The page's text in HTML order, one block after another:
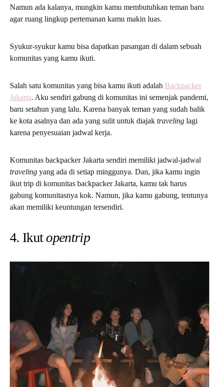
Namun ada kalanya, mungkin kamu membutuhkan teman baru
agar ruang lingkup pertemanan kamu makin luas.
Syukur-syukur kamu bisa dapatkan pasangan di dalam sebuah
komunitas yang kamu ikuti.
Salah satu komunitas yang bisa kamu ikuti adalah Backpacker
Jakarta. Aku sendiri gabung di komunitas ini semenjak pandemi,
baru setahun yang lalu. Karena banyak teman yang sudah balik
ke kota asalnya dan ada yang sulit untuk diajak traveling lagi
karena penyesuaian jadwal kerja.
Komunitas backpacker Jakarta sendiri memiliki jadwal-jadwal
traveling yang ada di setiap minggunya. Dan, jika kamu ingin
ikut trip di komunitas backpacker Jakarta, kamu tak harus
gabung komunitasnya kok. Namun, jika kamu gabung, tentunya
akan memiliki keuntungan tersendiri.
4. Ikutopentrip